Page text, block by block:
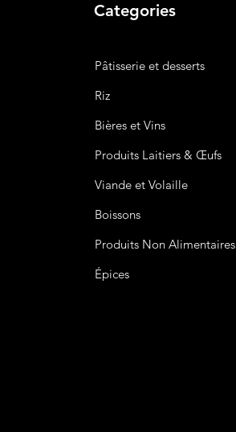
Categories
Pâtisserie et desserts
Riz
Bièreset Vins
Produits Laitiers & Œufs
Viande et Volaille
Boissons
Produits Non Alimentaires
Épices